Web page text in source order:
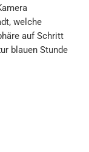
welche
auf Schritt
blauen Stunde